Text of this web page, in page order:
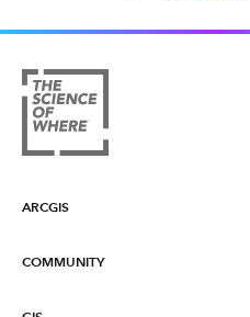
ARCGIS
ArcGIS – Überblick
COMMUNITY